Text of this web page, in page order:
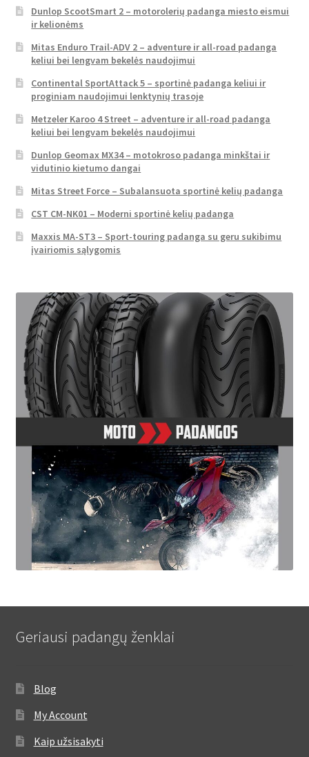
Dunlop ScootSmart 2 – motorolerių padanga miesto eismui
ir kelionėms
Mitas Enduro Trail-ADV 2 – adventure ir all-road padanga
keliui bei lengvam bekelės naudojimui
Continental SportAttack 5 – sportinė padanga keliui ir
proginiam naudojimui lenktynių trasoje
Metzeler Karoo 4 Street – adventure ir all-road padanga
keliui bei lengvam bekelės naudojimui
Dunlop Geomax MX34 – motokroso padanga minkštai ir
vidutinio kietumo dangai
Mitas Street Force – Subalansuota sportinė kelių padanga
CST CM-NK01 – Moderni sportinė kelių padanga
Maxxis MA-ST3 – Sport-touring padanga su geru sukibimu
įvairiomis sąlygomis
Geriausi padangų ženklai
Blog
My Account
Kaip užsisakyti